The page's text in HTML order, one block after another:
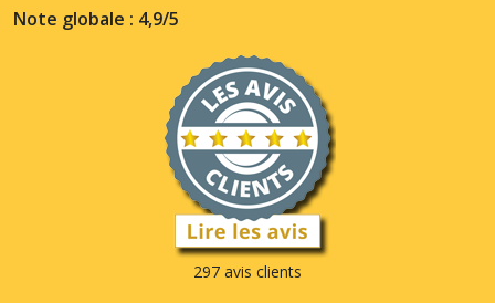
Note globale : 4,9/5
297 avis clients